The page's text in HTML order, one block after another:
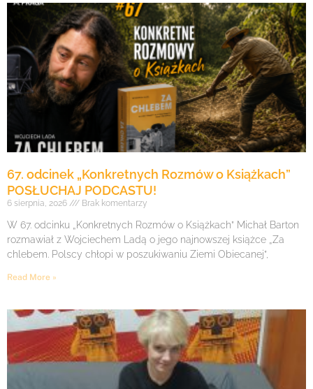
67. odcinek „Konkretnych Rozmów o Książkach”
POSŁUCHAJ PODCASTU!
6 sierpnia, 2026 Brak komentarzy
W 67. odcinku „Konkretnych Rozmów o Książkach” Michał Barton
rozmawiał z Wojciechem Ladą o jego najnowszej książce „Za
chlebem. Polscy chłopi w poszukiwaniu Ziemi Obiecanej”,
Read More »